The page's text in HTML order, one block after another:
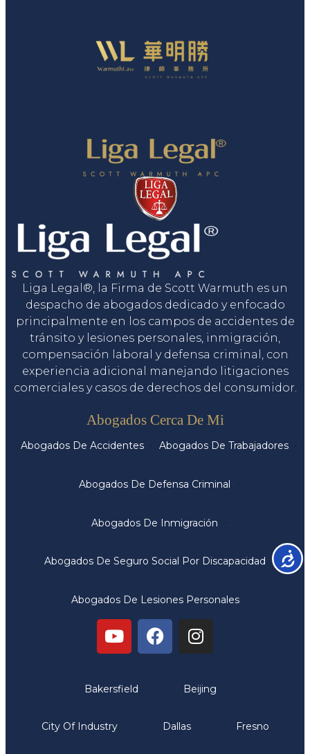
Liga Legal®, la Firma de Scott Warmuth es un
despacho de abogados dedicado y enfocado
principalmente en los campos de accidentes de
tránsito y lesiones personales, inmigración,
compensación laboral y defensa criminal, con
experiencia adicional manejando litigaciones
comerciales y casos de derechos del consumidor.
Abogados Cerca De Mi
Abogados De Accidentes Abogados De Trabajadores
Abogados De Defensa Criminal
Abogados De Inmigración
Abogados De Seguro Social Por Discapacidad
Abogados De Lesiones Personales
Bakersfield Beijing
City Of Industry Dallas Fresno